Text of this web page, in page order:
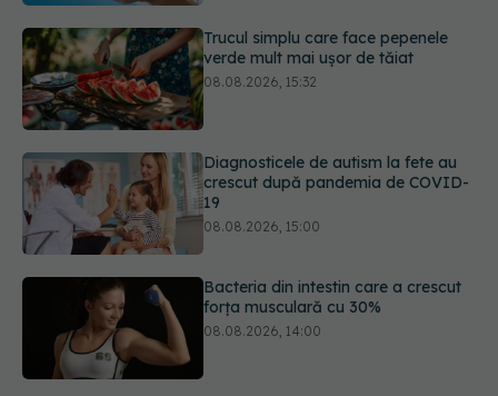
Diagnosticele de autism la fete au
crescut după pandemia de COVID-
19
Bacteria din intestin care a crescut
forța musculară cu 30%
08.08.2026, 14:00
5 mituri despre menstruație pe care
să nu le mai crezi
08.08.2026, 13:00